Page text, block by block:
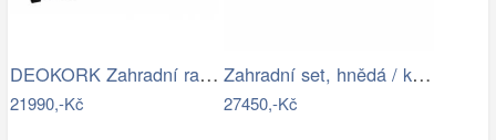
DEOKORK Zahradní ratanová sestava…
21990,-Kč
Zahradní set, hnědá / krémová, STARK…
27450,-Kč